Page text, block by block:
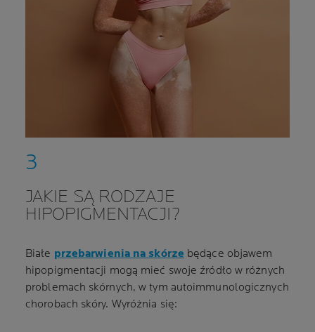
JAKIE SĄ RODZAJE
HIPOPIGMENTACJI?
Białe przebarwienia na skórze będące objawem
hipopigmentacji mogą mieć swoje źródło w różnych
problemach skórnych, w tym autoimmunologicznych
chorobach skóry. Wyróżnia się: